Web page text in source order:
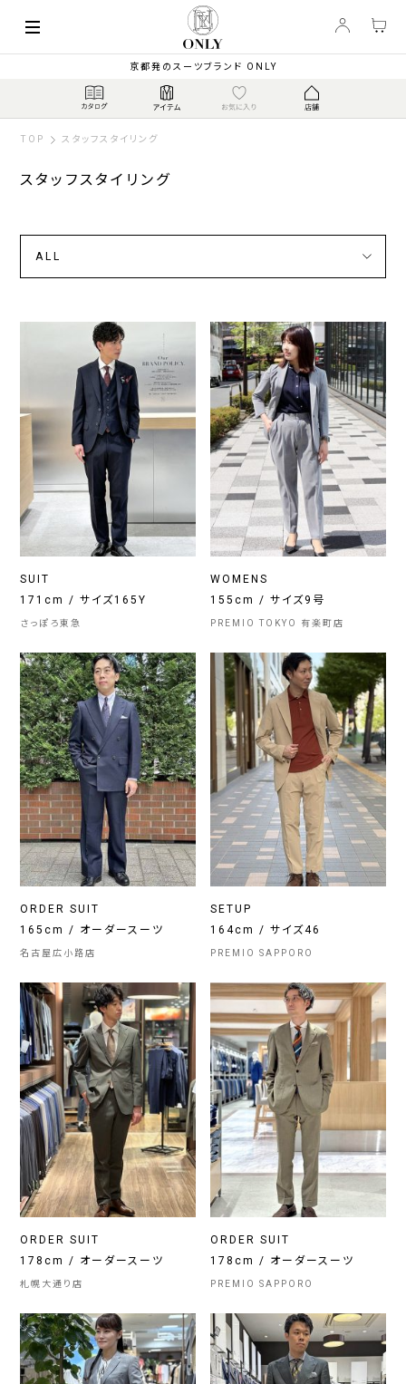
京都発のスーツブランド ONLY
TOP スタッフスタイリング
スタッフスタイリング
SUIT
171cm / サイズ165Y
さっぽろ東急
WOMENS
155cm / サイズ9号
PREMIO TOKYO 有楽町店
ORDER SUIT
165cm / オーダースーツ
名古屋広小路店
SETUP
164cm / サイズ46
PREMIO SAPPORO
ORDER SUIT
178cm / オーダースーツ
札幌大通り店
ORDER SUIT
178cm / オーダースーツ
PREMIO SAPPORO